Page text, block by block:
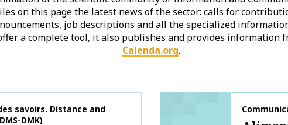
on this page the latest news of the sector: calls for
job descriptions and all the specialized
a complete tool, it also publishes and provides information
Calenda.org.
savoirs. Distance and
DMK)
Publication